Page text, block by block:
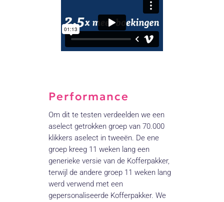
Performance
Om dit te testen verdeelden we een
aselect getrokken groep van 70.000
klikkers aselect in tweeën. De ene
groep kreeg 11 weken lang een
generieke versie van de Kofferpakker,
terwijl de andere groep 11 weken lang
werd verwend met een
gepersonaliseerde Kofferpakker. We